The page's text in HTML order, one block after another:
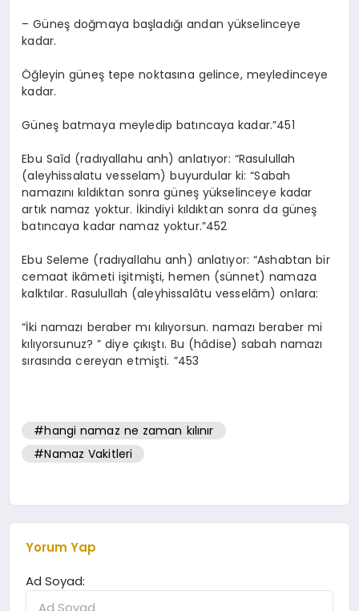
– Güneş doğmaya başladığı andan yükselinceye
kadar.
Öğleyin güneş tepe noktasına gelince, meyledinceye
kadar.
Güneş batmaya meyledip batıncaya kadar.”451
Ebu Saîd (radıyallahu anh) anlatıyor: “Rasulullah
(aleyhissalatu vesselam) buyurdular ki: “Sabah
namazını kıldıktan sonra güneş yükselinceye kadar
artık namaz yoktur. İkindiyi kıldıktan sonra da güneş
batıncaya kadar namaz yoktur.”452
Ebu Seleme (radıyallahu anh) anlatıyor: “Ashabtan bir
cemaat ikâmeti işitmişti, hemen (sünnet) namaza
kalktılar. Rasulullah (aleyhissalâtu vesselâm) onlara:
“İki namazı beraber mı kılıyorsun. namazı beraber mi
kılıyorsunuz? ” diye çıkıştı. Bu (hâdise) sabah namazı
sırasında cereyan etmişti. ”453
#hangi namaz ne zaman kılınır
#Namaz Vakitleri
Yorum Yap
Ad Soyad: